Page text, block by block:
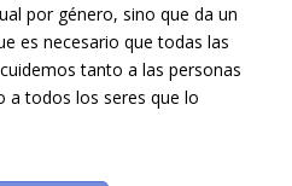
por género, sino que da un
es necesario que todas las
tanto a las personas
a todos los seres que lo